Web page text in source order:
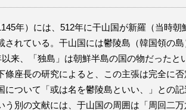
年）には、512年に干山国が新羅（当時朝
されている。干山国には鬱陵島（韓国領の
来、「独島」は朝鮮半島の国の物だったと
條座長の研究によると、この主張は完全に
について「或は名を鬱陵島といい、」との
う別の文献には、于山国の周囲は「周回二